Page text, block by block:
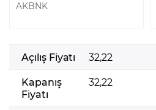
AKBNK
Açılış Fiyatı
32,22
Kapanış
Fiyatı
32,22